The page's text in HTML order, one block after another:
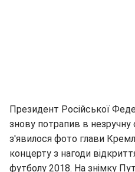
Президент Російської
знову потрапив в
з'явилося фото глави
концерту з нагоди
футболу 2018. На знімку